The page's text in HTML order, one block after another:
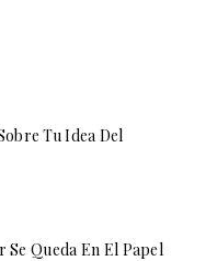
Tu Idea Del
Se Queda En El Papel